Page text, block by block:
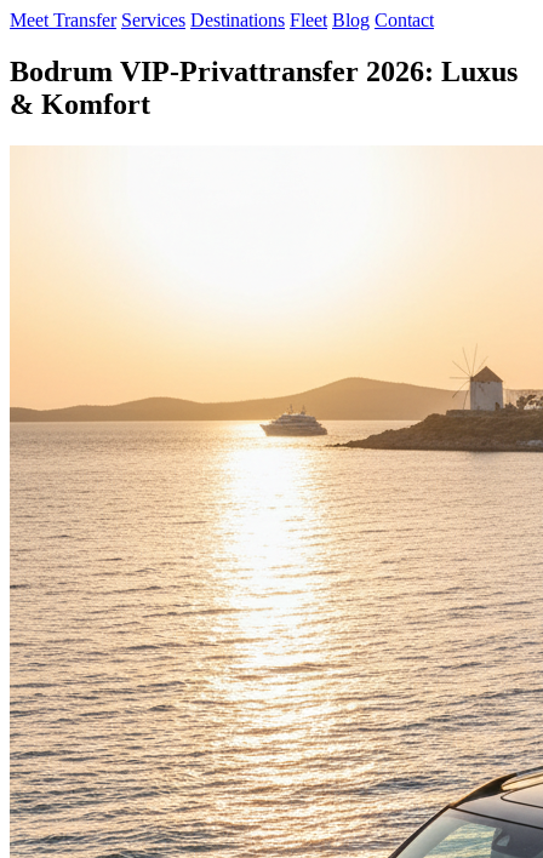
Meet Transfer Services Destinations Fleet Blog Contact
Bodrum VIP-Privattransfer 2026: Luxus
& Komfort